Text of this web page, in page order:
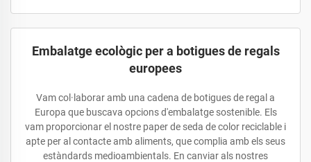
Embalatge ecològic per a botigues de regals
europees
Vam col·laborar amb una cadena de botigues de regal a
Europa que buscava opcions d'embalatge sostenible. Els
vam proporcionar el nostre paper de seda de color reciclable i
apte per al contacte amb aliments, que complia amb els seus
estàndards medioambientals. En canviar als nostres